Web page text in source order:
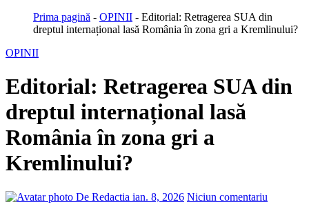
Prima pagină - OPINII - Editorial: Retragerea SUA din
dreptul internațional lasă România în zona gri a Kremlinului?
OPINII
Editorial: Retragerea SUA din
dreptul internațional lasă
România în zona gri a
Kremlinului?
De Redactia ian. 8, 2026 Niciun comentariu